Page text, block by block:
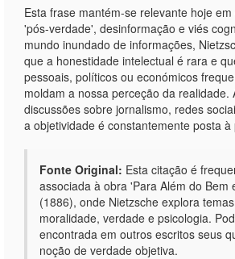
Esta frase mantém-se relevante hoje
'pós-verdade', desinformação e viés
mundo inundado de informações,
que a honestidade intelectual é rara e
pessoais, políticos ou económicos
moldam a nossa perceção da realidade.
discussões sobre jornalismo, redes
a objetividade é constantemente posta à
Fonte Original: Esta citação é
associada à obra 'Para Além do Bem
(1886), onde Nietzsche explora
moralidade, verdade e psicologia.
encontrada em outros escritos seus
noção de verdade objetiva.